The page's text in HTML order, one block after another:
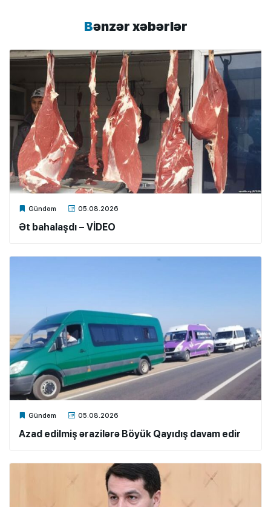
Bənzər xəbərlər
Gündəm 05.08.2026
Xalq.Online
Ət bahalaşdı – VİDEO
Gündəm 05.08.2026
Xalq.Online
Azad edilmiş ərazilərə Böyük Qayıdış davam edir